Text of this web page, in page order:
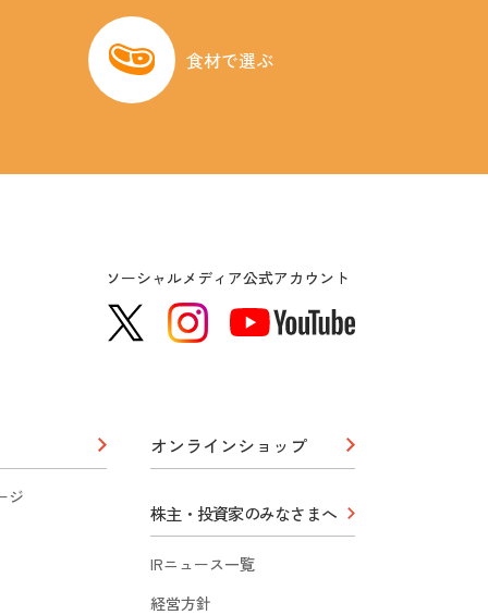
食材で選ぶ
ソーシャルメディア公式アカウント
ジ
オンラインショップ
株主・投資家のみなさまへ
IRニュース一覧
経営方針